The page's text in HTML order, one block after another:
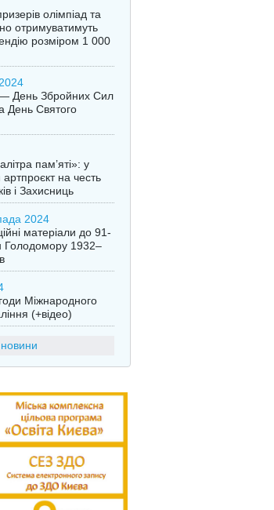
олімпіад та
отримуватимуть
розміром 1 000
День Збройних Сил
День Святого
пам’яті»: у
на честь
і Захисниць
2024
матеріали до 91-
Голодомору 1932–
Міжнародного
(+відео)
новини